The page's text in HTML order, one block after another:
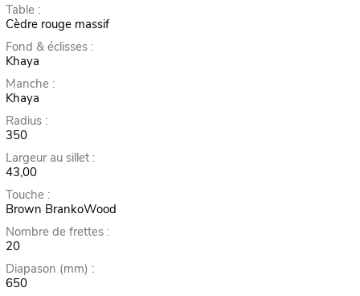
Table :
Cèdre rouge massif
Fond & éclisses :
Khaya
Manche :
Khaya
Radius :
350
Largeur au sillet :
43,00
Touche :
Brown BrankoWood
Nombre de frettes :
20
Diapason (mm) :
650